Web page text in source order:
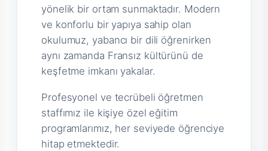
yönelik bir ortam sunmaktadır. Modern
ve konforlu bir yapıya sahip olan
okulumuz, yabancı bir dili öğrenirken
aynı zamanda Fransız kültürünü de
keşfetme imkanı yakalar.
Profesyonel ve tecrübeli öğretmen
staffımız ile kişiye özel eğitim
programlarımız, her seviyede öğrenciye
hitap etmektedir.